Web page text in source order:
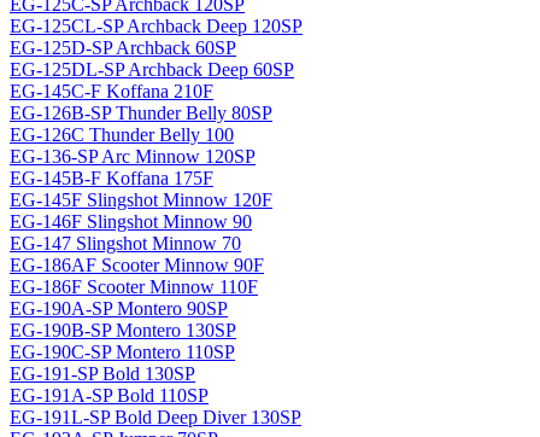
EG-125C-SP Archback 120SP
EG-125CL-SP Archback Deep 120SP
EG-125D-SP Archback 60SP
EG-125DL-SP Archback Deep 60SP
EG-145C-F Koffana 210F
EG-126B-SP Thunder Belly 80SP
EG-126C Thunder Belly 100
EG-136-SP Arc Minnow 120SP
EG-145B-F Koffana 175F
EG-145F Slingshot Minnow 120F
EG-146F Slingshot Minnow 90
EG-147 Slingshot Minnow 70
EG-186AF Scooter Minnow 90F
EG-186F Scooter Minnow 110F
EG-190A-SP Montero 90SP
EG-190B-SP Montero 130SP
EG-190C-SP Montero 110SP
EG-191-SP Bold 130SP
EG-191A-SP Bold 110SP
EG-191L-SP Bold Deep Diver 130SP